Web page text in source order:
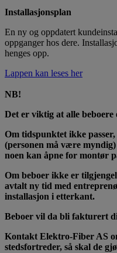
Installasjonsplan
En ny og oppdatert
oppganger hos dere.
henges opp.
Lappen kan leses her
NB!
Det er viktig at alle
Om tidspunktet ikke
(personen må være
noen kan åpne for montør
Om beboer ikke er
avtalt ny tid med
installasjon i etterkant.
Beboer vil da bli fakturert
Kontakt Elektro-Fiber AS
stedsfortreder, så skal de